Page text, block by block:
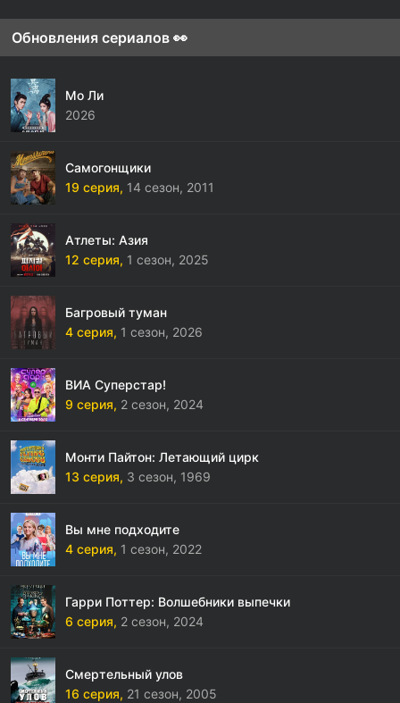
Обновления сериалов 👀
Мо Ли
2026
Самогонщики
19 серия, 14 сезон, 2011
Атлеты: Азия
12 серия, 1 сезон, 2025
Багровый туман
4 серия, 1 сезон, 2026
ВИА Суперстар!
9 серия, 2 сезон, 2024
Монти Пайтон: Летающий цирк
13 серия, 3 сезон, 1969
Вы мне подходите
4 серия, 1 сезон, 2022
Гарри Поттер: Волшебники выпечки
6 серия, 2 сезон, 2024
Смертельный улов
16 серия, 21 сезон, 2005